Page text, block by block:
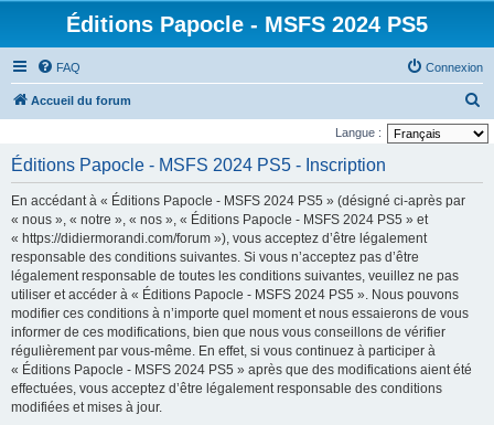
Éditions Papocle - MSFS 2024 PS5
FAQ Connexion
Accueil du forum
e
Langue :
Éditions Papocle - MSFS 2024 PS5 - Inscription
En accédant à « Éditions Papocle - MSFS 2024 PS5 » (désigné ci-après par
« nous », « notre », « nos », « Éditions Papocle - MSFS 2024 PS5 » et
« https://didiermorandi.com/forum »), vous acceptez d’être légalement
responsable des conditions suivantes. Si vous n’acceptez pas d’être
légalement responsable de toutes les conditions suivantes, veuillez ne pas
utiliser et accéder à « Éditions Papocle - MSFS 2024 PS5 ». Nous pouvons
modifier ces conditions à n’importe quel moment et nous essaierons de vous
informer de ces modifications, bien que nous vous conseillons de vérifier
régulièrement par vous-même. En effet, si vous continuez à participer à
« Éditions Papocle - MSFS 2024 PS5 » après que des modifications aient été
effectuées, vous acceptez d’être légalement responsable des conditions
modifiées et mises à jour.